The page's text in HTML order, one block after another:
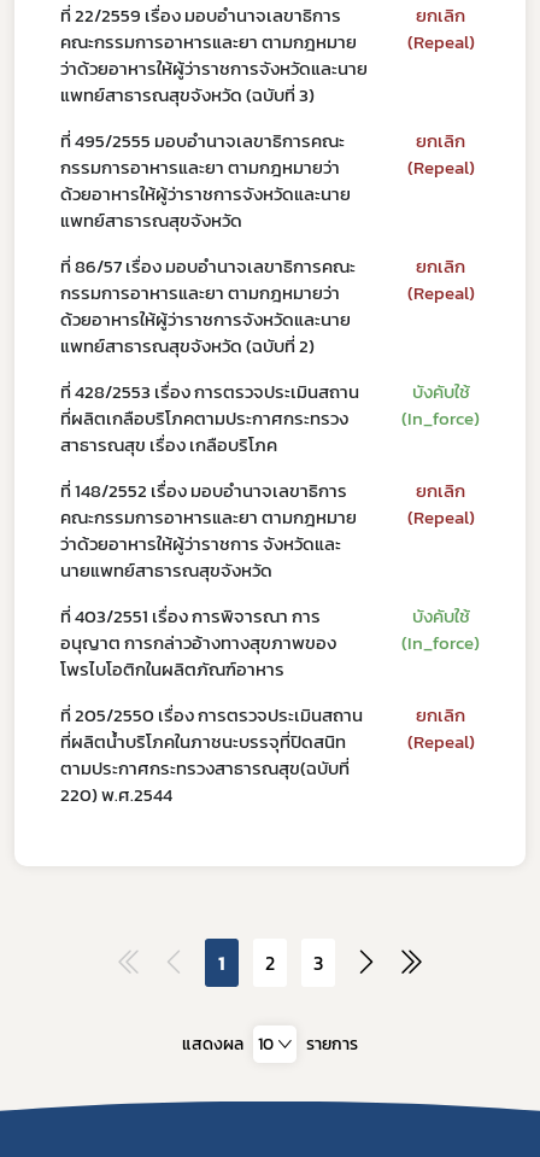
ที่ 22/2559 เรื่อง มอบอำนาจเลขาธิการ
คณะกรรมการอาหารและยา ตามกฎหมาย
ว่าด้วยอาหารให้ผู้ว่าราชการจังหวัดและนาย
แพทย์สาธารณสุขจังหวัด (ฉบับที่ 3)
ยกเลิก
(Repeal)
ที่ 495/2555 มอบอำนาจเลขาธิการคณะ
กรรมการอาหารและยา ตามกฎหมายว่า
ด้วยอาหารให้ผู้ว่าราชการจังหวัดและนาย
แพทย์สาธารณสุขจังหวัด
ยกเลิก
(Repeal)
ที่ 86/57 เรื่อง มอบอำนาจเลขาธิการคณะ
กรรมการอาหารและยา ตามกฎหมายว่า
ด้วยอาหารให้ผู้ว่าราชการจังหวัดและนาย
แพทย์สาธารณสุขจังหวัด (ฉบับที่ 2)
ยกเลิก
(Repeal)
ที่ 428/2553 เรื่อง การตรวจประเมินสถาน
ที่ผลิตเกลือบริโภคตามประกาศกระทรวง
สาธารณสุข เรื่อง เกลือบริโภค
บังคับใช้
(In_force)
ที่ 148/2552 เรื่อง มอบอำนาจเลขาธิการ
คณะกรรมการอาหารและยา ตามกฎหมาย
ว่าด้วยอาหารให้ผู้ว่าราชการ จังหวัดและ
นายแพทย์สาธารณสุขจังหวัด
ยกเลิก
(Repeal)
ที่ 403/2551 เรื่อง การพิจารณา การ
อนุญาต การกล่าวอ้างทางสุขภาพของ
โพรไบโอติกในผลิตภัณฑ์อาหาร
บังคับใช้
(In_force)
ที่ 205/2550 เรื่อง การตรวจประเมินสถาน
ที่ผลิตน้ำบริโภคในภาชนะบรรจุที่ปิดสนิท
ตามประกาศกระทรวงสาธารณสุข(ฉบับที่
220) พ.ศ.2544
ยกเลิก
(Repeal)
1 2 3
แสดงผล 10 รายการ